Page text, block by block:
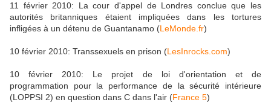
11 février 2010: La cour d'appel de Londres conclue que les
autorités britanniques étaient impliquées dans les tortures
infligées à un détenu de Guantanamo (LeMonde.fr)
10 février 2010: Transsexuels en prison (LesInrocks.com)
10 février 2010: Le projet de loi d'orientation et de
programmation pour la performance de la sécurité intérieure
(LOPPSI 2) en question dans C dans l'air (France 5)